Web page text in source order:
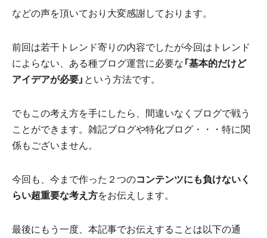
などの声を頂いており大変感謝しております。
前回は若干トレンド寄りの内容でしたが今回はトレンド
によらない、ある種ブログ運営に必要な 「基本的だけど
アイデアが必要」 という方法です。
でもこの考え方を手にしたら、間違いなくブログで戦う
ことができます。雑記ブログや特化ブログ・・・特に関
係もございません。
今回も、今まで作った２つのコンテンツにも負けないく
らい超重要な考え方をお伝えします。
最後にもう一度、本記事でお伝えすることは以下の通